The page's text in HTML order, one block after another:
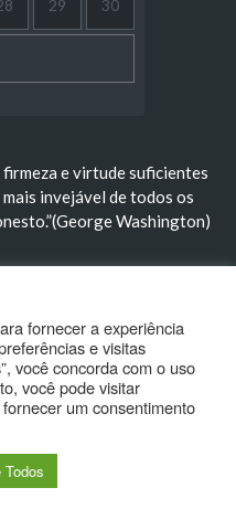
29 30
firmeza e virtude suficientes
invejável de todos os
Washington)
não aniquila, renova; não
fornecer a experiência
e visitas
você concorda com o uso
você pode visitar
um consentimento